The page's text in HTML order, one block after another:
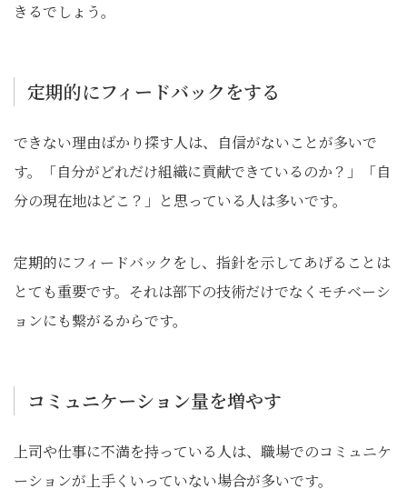
きるでしょう。
定期的にフィードバックをする
できない理由ばかり探す人は、自信がないことが多いで
す。「自分がどれだけ組織に貢献できているのか？」「自
分の現在地はどこ？」と思っている人は多いです。
定期的にフィードバックをし、指針を示してあげることは
とても重要です。それは部下の技術だけでなくモチベーシ
ョンにも繋がるからです。
コミュニケーション量を増やす
上司や仕事に不満を持っている人は、職場でのコミュニケ
ーションが上手くいっていない場合が多いです。